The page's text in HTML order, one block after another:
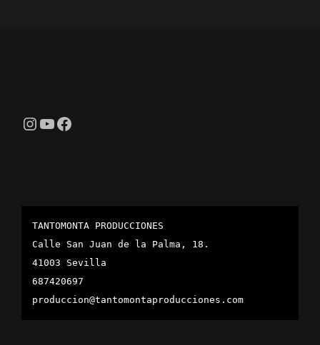
Instagram
YouTube
Facebook
TANTOMONTA PRODUCCIONES
Calle San Juan de la Palma, 18.
41003 Sevilla
687420697
produccion@tantomontaproducciones.com